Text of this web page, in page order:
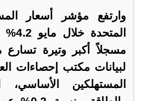
وارتفع مؤشر أسعار
لبيانات مكتب إحصاءات
المستهلكين الأساسي،